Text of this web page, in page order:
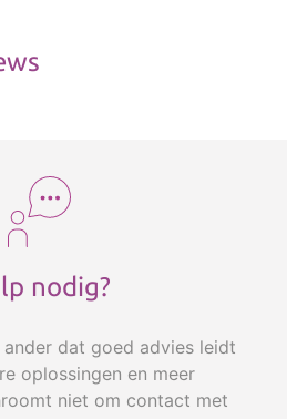
voor het bedienen van
Dragon, Word etc.
arm heeft een
de microfoon gemakkelijk
zetten en de
muziekopnames,
nodig?
dat goed advies leidt
oplossingen en meer
niet om contact met